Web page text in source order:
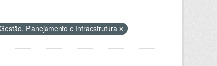
Planejamento e Infraestrutura